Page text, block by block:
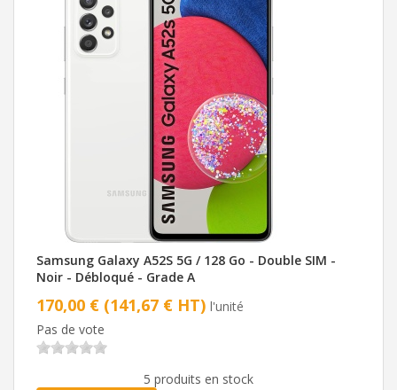
Samsung Galaxy A52S 5G / 128 Go - Double SIM -
Noir - Débloqué - Grade A
170,00 € (141,67 € HT) l'unité
Pas de vote
5 produits en stock